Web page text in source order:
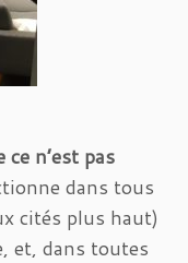
n’est pas
dans tous
cités plus haut)
et, dans toutes